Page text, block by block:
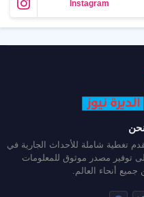
Instagram
تغطية شاملة للأحداث الجارية في
توفير مصدر موثوق للمعلومات
جميع أنحاء العالم.